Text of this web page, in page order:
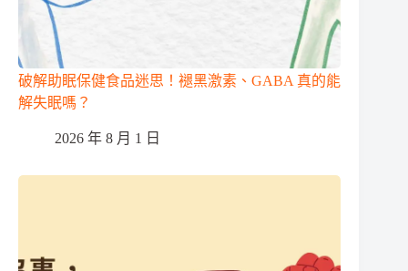
破解助眠保健食品迷思！褪黑激素、GABA 真的能
解失眠嗎？
2026 年 8 月 1 日